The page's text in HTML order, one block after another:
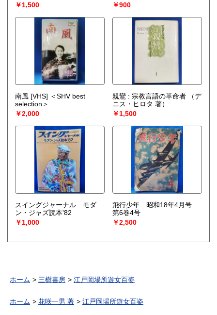
￥1,500
￥900
南風 [VHS] ＜SHV best
selection＞
￥2,000
親鸞 : 宗教言語の革命者
（デ
ニス・ヒロタ 著）
￥1,500
スイングジャーナル モダ
ン・ジャズ読本'82
￥1,000
飛行少年 昭和18年4月号
第6巻4号
￥2,500
ホーム 三樹書房 江戸岡場所遊女百姿
ホーム 花咲一男 著 江戸岡場所遊女百姿